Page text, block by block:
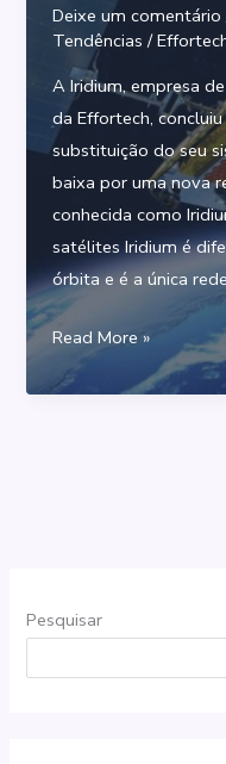
Deixe um comentário
Tendências /
A Iridium, empresa
da Effortech,
substituição do seu
baixa por uma nova
conhecida como
satélites Iridium é
órbita e é a única
Nova
rede
de
a
Read More »
Pesquisar